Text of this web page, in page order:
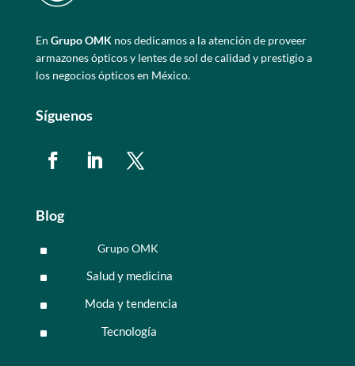
En Grupo OMKnos dedicamos a la atención de proveer
armazones ópticos y lentes de sol de calidad y prestigio a
los negocios ópticos en México.
Síguenos
Blog
^ Grupo OMK
^ Salud y medicina
^ Moda y tendencia
^ Tecnología